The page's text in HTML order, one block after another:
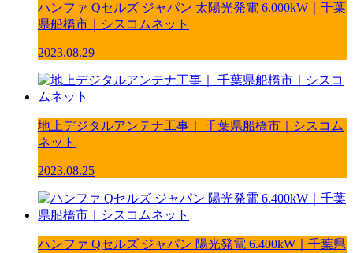
ハンファ Qセルズ ジャパン 太陽光発電 6.000kW｜千葉
県船橋市｜シスコムネット
2023.08.29
地上デジタルアンテナ工事｜ 千葉県船橋市｜シスコム
ネット
2023.08.25
ハンファ Qセルズ ジャパン 陽光発電 6.400kW｜千葉県